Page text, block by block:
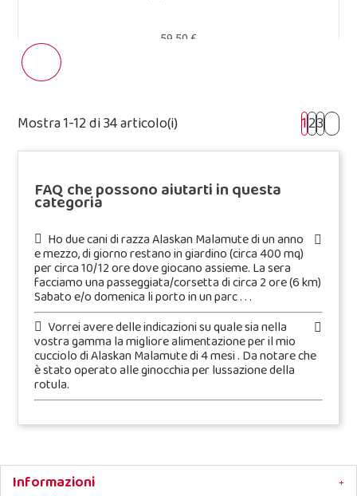
59,50 €
Mostra 1-12 di 34 articolo(i) 123
FAQ che possono aiutarti in questa
categoria
Ho due cani di razza Alaskan Malamute di un anno
e mezzo, di giorno restano in giardino (circa 400 mq)
per circa 10/12 ore dove giocano assieme. La sera
facciamo una passeggiata/corsetta di circa 2 ore (6 km)
Sabato e/o domenica li porto in un parc . . .
Vorrei avere delle indicazioni su quale sia nella
vostra gamma la migliore alimentazione per il mio
cucciolo di Alaskan Malamute di 4 mesi . Da notare che
è stato operato alle ginocchia per lussazione della
rotula.
Informazioni